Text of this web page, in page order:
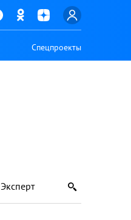
Спецпроекты
Эксперт